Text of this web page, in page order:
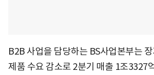
B2B 사업을 담당하는 BS사업본부는
제품 수요 감소로 2분기 매출 1조3327